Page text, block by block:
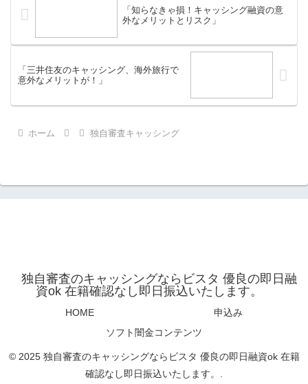
「知らなきゃ損！キャッシング融資の意
外なメリットとリスク」
「三井住友のキャッシング、海外旅行で
意外なメリットが！」
ホーム 独自審査キャッシング
独自審査のキャッシングならビスタ 優良の即日融
資ok 在籍確認なし即日振込いたします。
HOME
申込み
ソフト闇金コンテンツ
© 2025 独自審査のキャッシングならビスタ 優良の即日融資ok 在籍
確認なし即日振込いたします。.